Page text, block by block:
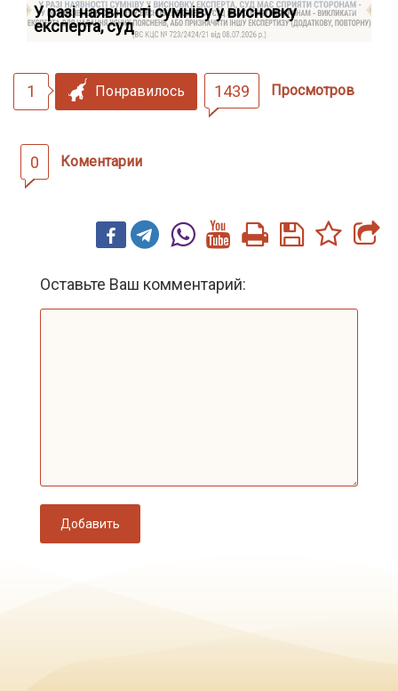
У разі наявності сумніву у висновку
експерта, суд
1 Понравилось 1439 Просмотров
0 Коментарии
Оставьте Ваш комментарий:
Добавить